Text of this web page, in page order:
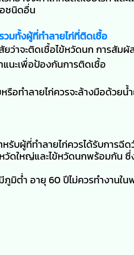
ชนิดอื่น
วมทั้งผู้ที่ทำลายไก่ที่ติดเชื้อ
ว่าจะติดเชื้อไข้หวัดนก การสัมผั
แนะเพื่อป้องกันการติดเชื้อ
อทำลายไก่ควรจะล้างมือด้วยน้ำ
รับผู้ที่ทำลายไก่ควรได้รับการฉี
วัดใหญ่และไข้หวัดนกพร้อมกัน ซึ่
มิต่ำ อายุ 60 ปีไม่ควรทำงานใน